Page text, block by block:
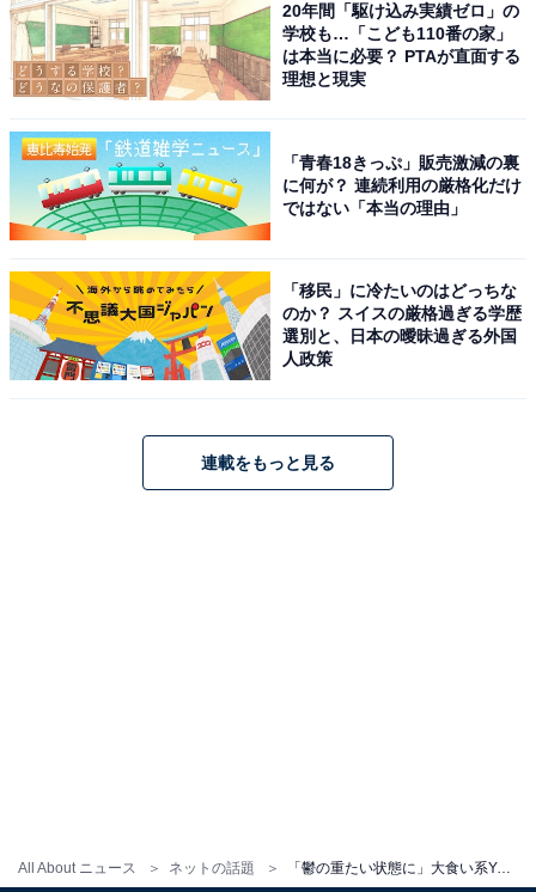
All About ニュース ネットの話題 「鬱の重たい状態に」大食い系YouTuber・木下ゆうか、体調不良だったと明かす。「やっと皆さんにお話をできるまで回復」近況報告も
20年間「駆け込み実績ゼロ」の
学校も…「こども110番の家」
は本当に必要？ PTAが直面する
理想と現実
「青春18きっぷ」販売激減の裏
に何が？ 連続利用の厳格化だけ
ではない「本当の理由」
「移民」に冷たいのはどっちな
のか？ スイスの厳格過ぎる学歴
選別と、日本の曖昧過ぎる外国
人政策
連載をもっと見る